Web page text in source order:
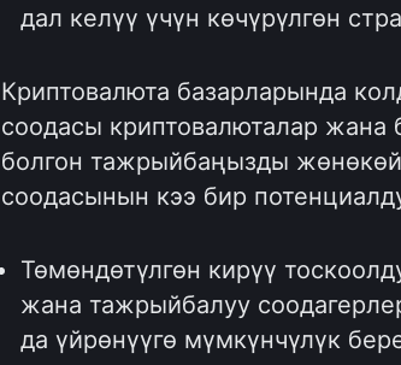
дал келүү үчүн көчүрүлгөн
Криптовалюта базарларында
соодасы криптовалюталар жана
болгон тажрыйбаңызды
соодасынын кээ бир
Төмөндөтүлгөн кирүү
жана тажрыйбалуу
да үйрөнүүгө мүмкүнчүлүк